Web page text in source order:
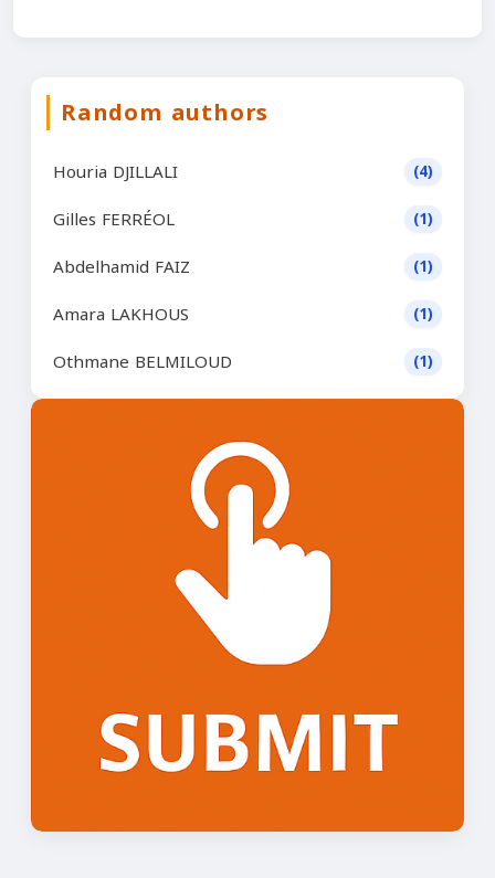
Random authors
Houria DJILLALI (4)
Gilles FERRÉOL (1)
Abdelhamid FAIZ (1)
Amara LAKHOUS (1)
Othmane BELMILOUD (1)